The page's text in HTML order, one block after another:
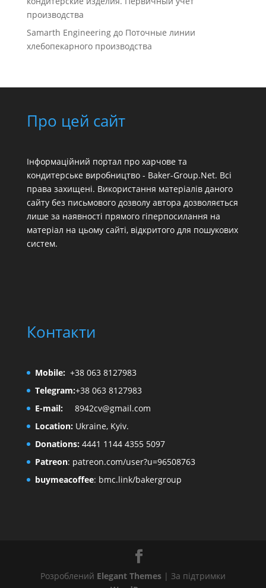
производства
Samarth Engineeringдо Поточные линии
хлебопекарного производства
Про цей сайт
Інформаційний портал про харчове та
кондитерське виробництво - Baker-Group.Net. Всі
права захищені. Використання матеріалів даного
сайту без письмового дозволу автора дозволяється
лише за наявності прямого гіперпосилання на
матеріал на цьому сайті, відкритого для пошукових
систем.
Контакти
Mobile: +38 063 8127983
Telegram:+38 063 8127983
E-mail:
8942cv@gmail.com
Location:Ukraine, Kyiv.
Donations:4441 1144 4355 5097
Patreon: patreon.com/user?u=96508763
buymeacoffee: bmc.link/bakergroup
Розроблений Elegant Themes| За підтримки